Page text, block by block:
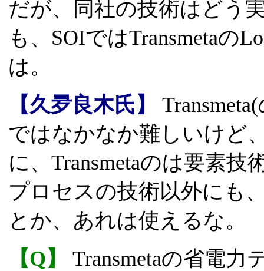
だが、同社の技術はどう
も、SOIではTransmetaの
は。
【久夛良木氏】
ではなかなか難しいけど
に、Transmetaのは要素
プロセスの技術以外にも
とか、あれは使えるな。
【Q】
Transmetaの省電